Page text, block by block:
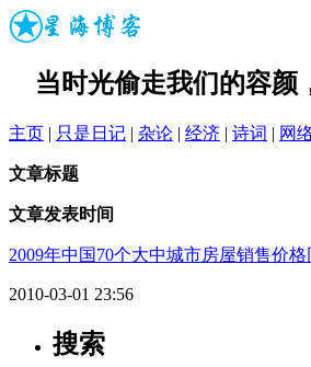
当时光偷走我们的容颜
主页 | 只是日记 | 杂论 | 经济 | 诗词 | 网
文章标题
文章发表时间
2009年中国70个大中城市房屋销售价格
2010-03-01 23:56
搜索